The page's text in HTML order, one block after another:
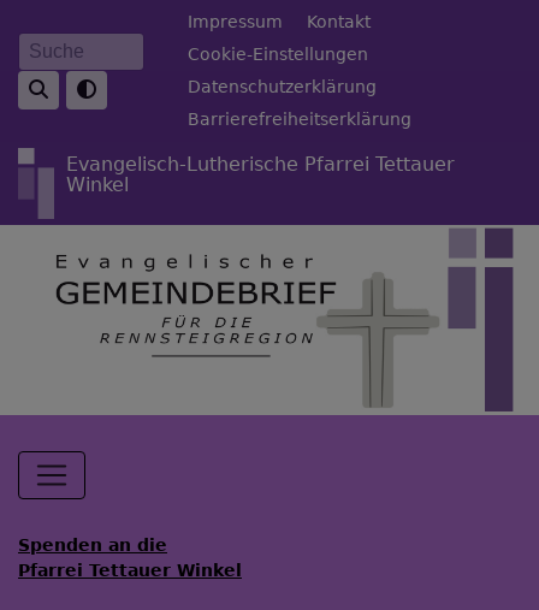
zum
Inhalt
Suche
Fußbereichsmenü
Impressum
Kontakt
Cookie-Einstellungen
Datenschutzerklärung
Barrierefreiheitserklärung
Evangelisch-Lutherische Pfarrei Tettauer
Winkel
Hauptnavigation
Spenden an die
Pfarrei Tettauer Winkel